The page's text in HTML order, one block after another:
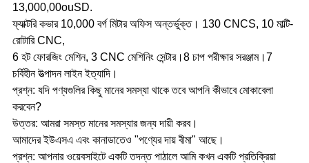
13,000,00ouSD.
ফ্যাক্টরি কভার 10,000 বর্গ মিটার অফিস অন্তর্ভুক্ত। 130 CNCS, 10 মাল্টি-
রোটারি CNC,
6 হট ফোরজিং মেশিন, 3 CNC মেশিনিং সেন্টার।8 চাপ পরীক্ষার সরঞ্জাম।7
চর্বিহীন উত্পাদন লাইন ইত্যাদি।
প্রশ্ন: যদি পণ্যগুলির কিছু মানের সমস্যা থাকে তবে আপনি কীভাবে মোকাবেলা
করবেন?
উত্তর: আমরা সমস্ত মানের সমস্যার জন্য দায়ী করব।
আমাদের ইউএসএ এবং কানাডাতেও "পণ্যের দায় বীমা" আছে।
প্রশ্ন: আপনার ওয়েবসাইটে একটি তদন্ত পাঠালে আমি কখন একটি প্রতিক্রিয়া